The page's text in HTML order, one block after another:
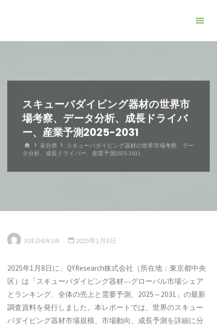
スキューバダイビング器材の世界市
場考察、データ分析、成長ドライバ
ー、産業予測2025-2031
ホ
ー
未分类
スキューバダイビング器材の世界市場考察、デー
タ分析、成長ドライバー、産業予測2025-2031
XUEZHEN LIN 2025年1月8日
2025年1月8日に、QYResearch株式会社（所在地：東京都中央
区）は「スキューバダイビング器材―グローバル市場シェア
とランキング、全体の売上と需要予測、2025～2031」の最新
調査資料を発行しました。本レポートでは、世界のスキュー
バダイビング器材市場規模、市場動向、成長予測を詳細に分